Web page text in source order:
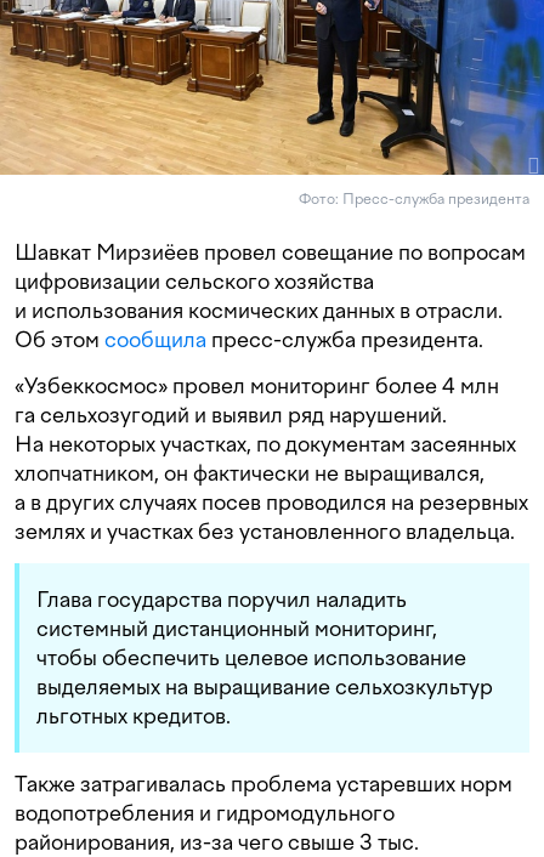
Фото: Пресс-служба президента
Шавкат Мирзиёев провел совещание по вопросам
цифровизации сельского хозяйства
и использования космических данных в отрасли.
Об этом сообщила пресс-служба президента.
«Узбеккосмос» провел мониторинг более 4 млн
га сельхозугодий и выявил ряд нарушений.
На некоторых участках, по документам засеянных
хлопчатником, он фактически не выращивался,
а в других случаях посев проводился на резервных
землях и участках без установленного владельца.
Глава государства поручил наладить
системный дистанционный мониторинг,
чтобы обеспечить целевое использование
выделяемых на выращивание сельхозкультур
льготных кредитов.
Также затрагивалась проблема устаревших норм
водопотребления и гидромодульного
районирования, из-за чего свыше 3 тыс.